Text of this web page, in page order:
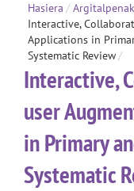
Hasiera / Argitalpenak
Interactive,
Applications in
Systematic Review/
Interactive,
user
in Primary
Systematic